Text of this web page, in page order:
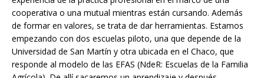
cooperativa o una mutual mientras están cursando. Además
de formar en valores, se trata de dar herramientas. Estamos
empezando con dos escuelas piloto, una que depende de la
Universidad de San Martín y otra ubicada en el Chaco, que
responde al modelo de las EFAS (NdeR: Escuelas de la Familia